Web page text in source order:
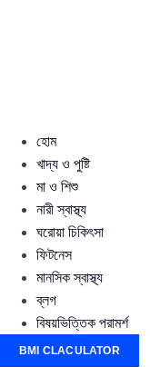
হোম
খাদ্য ও পুষ্টি
মা ও শিশু
নারী স্বাস্থ্য
ঘরোয়া চিকিৎসা
ফিটনেস
মানসিক স্বাস্থ্য
ব্লগ
বিষয়ভিত্তিক পরামর্শ
BMI CLACULATOR